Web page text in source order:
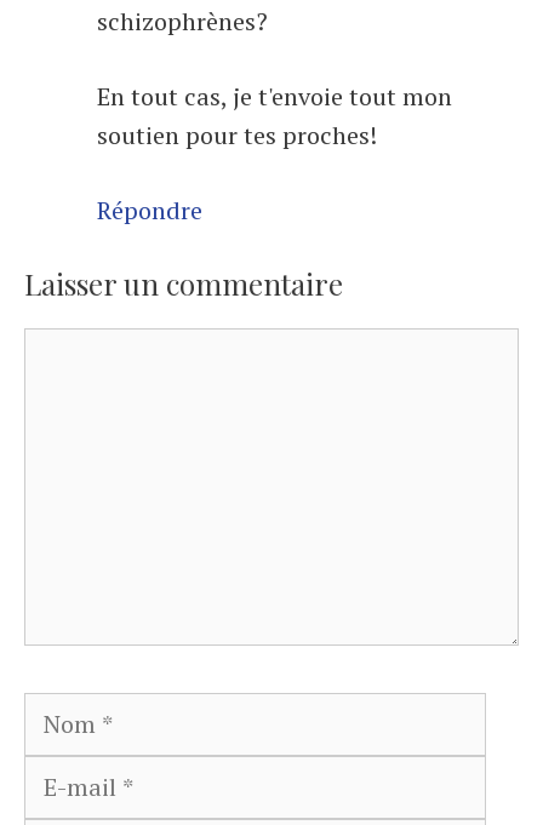
schizophrènes?
En tout cas, je t'envoie tout mon
soutien pour tes proches!
Répondre
Laisser un commentaire
Nom